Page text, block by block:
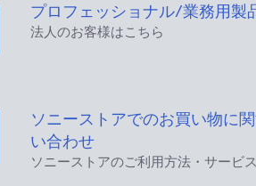
プロフェッショナル/業務用製
法人のお客様はこちら
ソニーストアでのお買い物に
い合わせ
ソニーストアのご利用方法・サービ